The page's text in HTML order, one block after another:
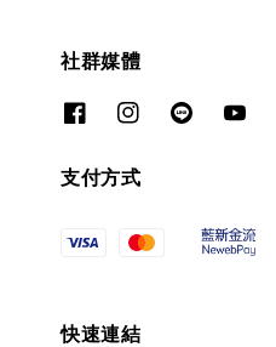
社群媒體
支付方式
快速連結